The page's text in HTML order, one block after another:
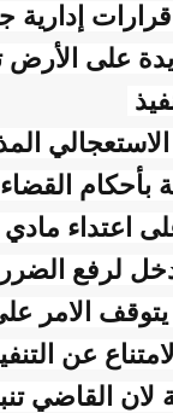
قرارات إدارية
على الأرض
بأحكام
اعتداء
لرفع
الامر
عن
القاضي